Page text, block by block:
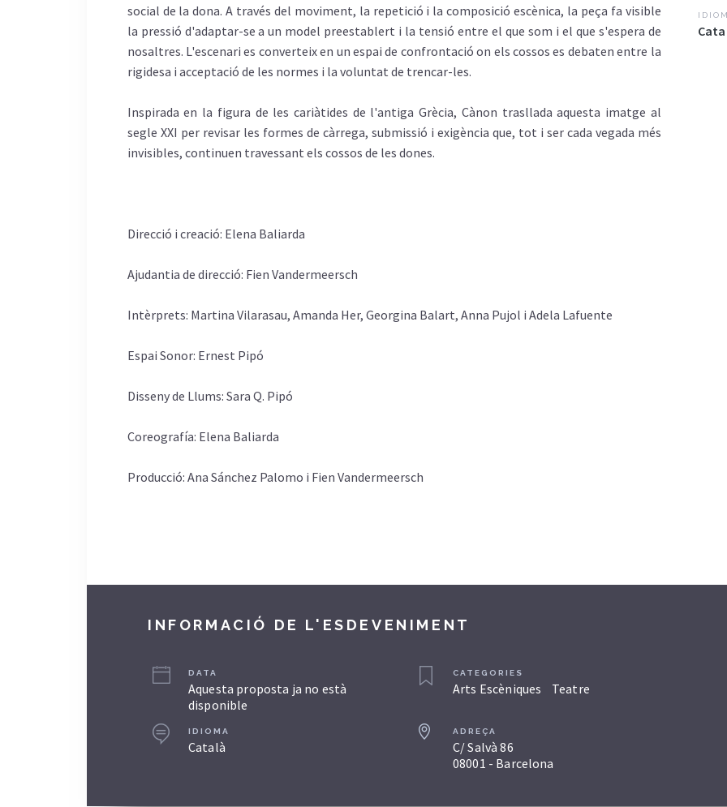
social de la dona. A través del moviment, la repetició i la composició escènica, la peça fa visible
la pressió d'adaptar-se a un model preestablert i la tensió entre el que som i el que s'espera de
nosaltres. L'escenari es converteix en un espai de confrontació on els cossos es debaten entre la
rigidesa i acceptació de les normes i la voluntat de trencar-les.
Inspirada en la figura de les cariàtides de l'antiga Grècia, Cànon trasllada aquesta imatge al
segle XXI per revisar les formes de càrrega, submissió i exigència que, tot i ser cada vegada més
invisibles, continuen travessant els cossos de les dones.
Direcció i creació: Elena Baliarda
Ajudantia de direcció: Fien Vandermeersch
Intèrprets: Martina Vilarasau, Amanda Her, Georgina Balart, Anna Pujol i Adela Lafuente
Espai Sonor: Ernest Pipó
Disseny de Llums: Sara Q. Pipó
Coreografía: Elena Baliarda
Producció: Ana Sánchez Palomo i Fien Vandermeersch
INFORMACIÓ DE L'ESDEVENIMENT
DATA
Aquesta proposta ja no està
disponible
IDIOMA
Català
CATEGORIES
Arts Escèniques Teatre
ADREÇA
C/ Salvà 86
08001 - Barcelona